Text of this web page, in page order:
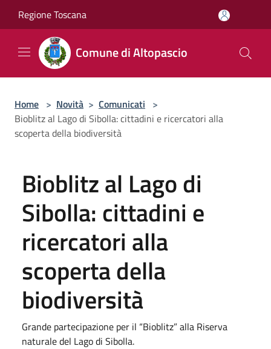
Regione Toscana
Comune di Altopascio
Home > Novità > Comunicati >
Bioblitz al Lago di Sibolla: cittadini e ricercatori alla
scoperta della biodiversità
Bioblitz al Lago di
Sibolla: cittadini e
ricercatori alla
scoperta della
biodiversità
Grande partecipazione per il “Bioblitz” alla Riserva
naturale del Lago di Sibolla.